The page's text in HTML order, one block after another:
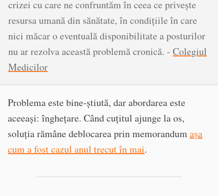
crizei cu care ne confruntăm în ceea ce privește
resursa umană din sănătate, în condițiile în care
nici măcar o eventuală disponibilitate a posturilor
nu ar rezolva această problemă cronică. - Colegiul
Medicilor
Problema este bine-știută, dar abordarea este
aceeași: înghețare. Când cuțitul ajunge la os,
soluția rămâne deblocarea prin memorandumașa
cum a fost cazul anul trecut în mai.